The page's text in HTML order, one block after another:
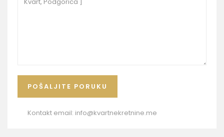
Kontakt email: info@kvartnekretnine.me